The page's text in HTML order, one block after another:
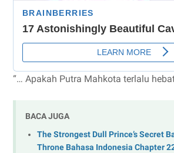
“… Apakah Putra Mahkota terlalu
BACA JUGA
The Strongest Dull Prince’s Secret
Throne Bahasa Indonesia Chapter